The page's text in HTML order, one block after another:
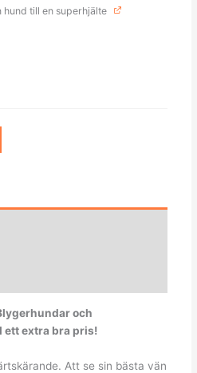
till en superhjälte
och
extra bra pris!
Att se sin bästa vän